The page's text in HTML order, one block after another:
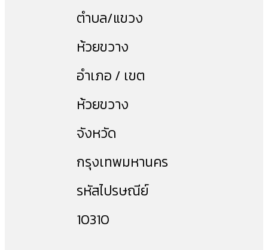
ตำบล/แขวง
ห้วยขวาง
อำเภอ / เขต
ห้วยขวาง
จังหวัด
กรุงเทพมหานคร
รหัสไปรษณีย์
10310